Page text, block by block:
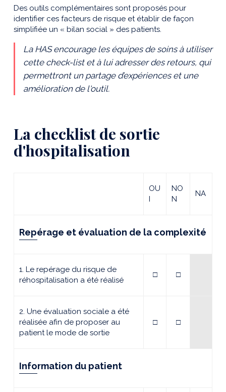
Des outils complémentaires sont proposés pour
identifier ces facteurs de risque et établir de façon
simplifiée un « bilan social » des patients.
La HAS encourage les équipes de soins à utiliser
cette check-list et à lui adresser des retours, qui
permettront un partage d’expériences et une
amélioration de l'outil.
La checklist de sortie
d'hospitalisation
OU
NO
N
NA
Repérage et évaluation de la complexité
1. Le repérage du risque de
réhospitalisation a été réalisé
□ □
2. Une évaluation sociale a été
réalisée afin de proposer au
patient le mode de sortie
□ □
Information du patient